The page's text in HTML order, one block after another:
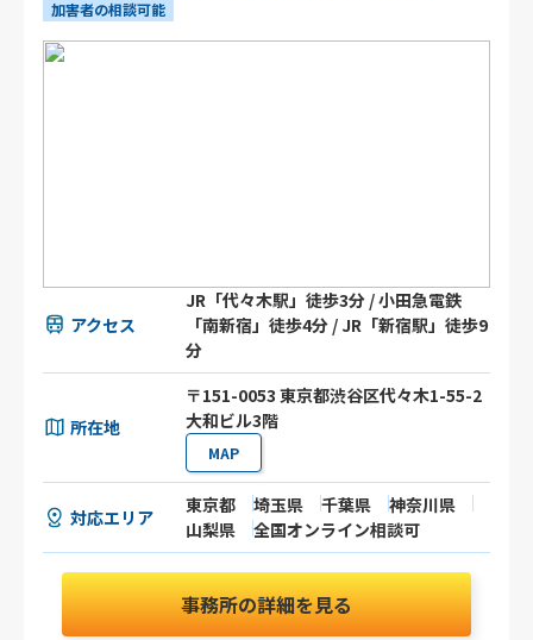
加害者の相談可能
アクセス
JR「代々木駅」徒歩3分 / 小田急電鉄
「南新宿」徒歩4分 / JR「新宿駅」徒歩9
分
所在地
〒151-0053 東京都渋谷区代々木1-55-2
大和ビル3階
MAP
対応エリア
東京都 埼玉県 千葉県
神奈川県
山梨県
全国オンライン相談可
事務所の詳細を見る